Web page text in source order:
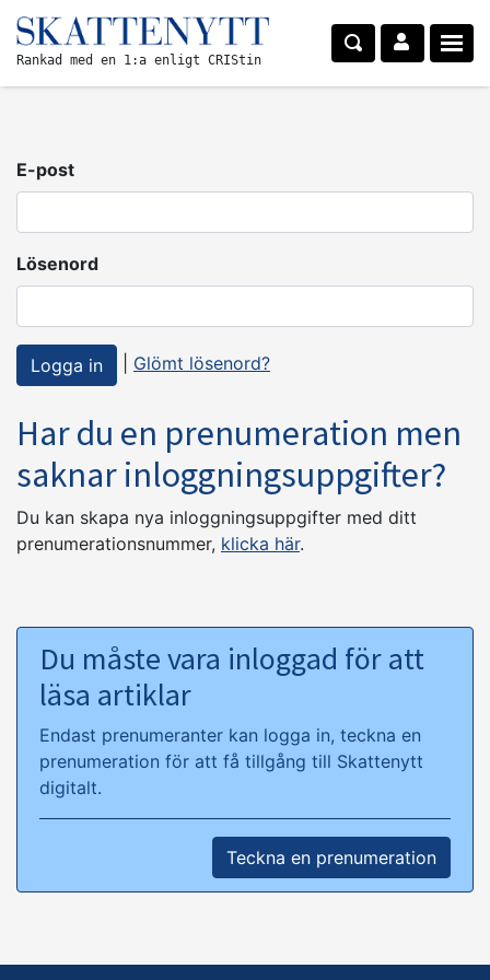
Rankad med en 1:a enligt CRIStin
E-post
Lösenord
Glömt lösenord?
Har du en prenumeration men
saknar inloggningsuppgifter?
Du kan skapa nya inloggningsuppgifter med ditt
prenumerationsnummer, klicka här.
Du måste vara inloggad för att
läsa artiklar
Endast prenumeranter kan logga in, teckna en
prenumeration för att få tillgång till Skattenytt
digitalt.
Teckna en prenumeration